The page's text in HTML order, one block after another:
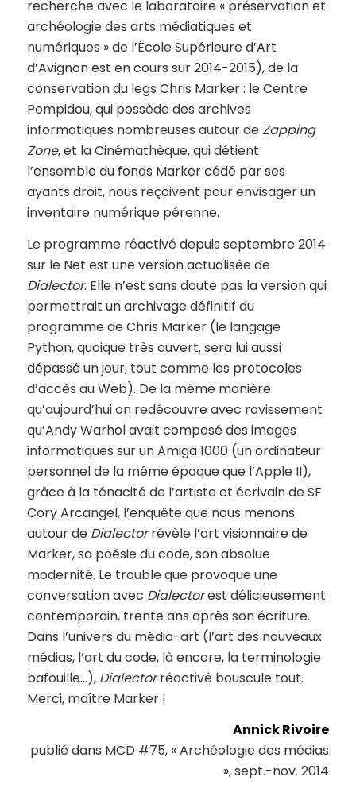
recherche avec le laboratoire « préservation et
archéologie des arts médiatiques et
numériques » de l’École Supérieure d’Art
d’Avignon est en cours sur 2014-2015), de la
conservation du legs Chris Marker : le Centre
Pompidou, qui possède des archives
informatiques nombreuses autour deZapping
Zone, et la Cinémathèque, qui détient
l’ensemble du fonds Marker cédé par ses
ayants droit, nous reçoivent pour envisager un
inventaire numérique pérenne.
Le programme réactivé depuis septembre 2014
sur le Net est une version actualisée de
Dialector. Elle n’est sans doute pas la version qui
permettrait un archivage définitif du
programme de Chris Marker (le langage
Python, quoique très ouvert, sera lui aussi
dépassé un jour, tout comme les protocoles
d’accès au Web). De la même manière
qu’aujourd’hui on redécouvre avec ravissement
qu’Andy Warhol avait composé des images
informatiques sur un Amiga 1000 (un ordinateur
personnel de la même époque que l’Apple II),
grâce à la ténacité de l’artiste et écrivain de SF
Cory Arcangel, l’enquête que nous menons
autour de Dialectorrévèle l’art visionnaire de
Marker, sa poésie du code, son absolue
modernité. Le trouble que provoque une
conversation avec Dialectorest délicieusement
contemporain, trente ans après son écriture.
Dans l’univers du média-art (l’art des nouveaux
médias, l’art du code, là encore, la terminologie
bafouille…), Dialectorréactivé bouscule tout.
Merci, maître Marker !
Annick Rivoire
publié dans MCD #75, « Archéologie des médias
», sept.-nov. 2014